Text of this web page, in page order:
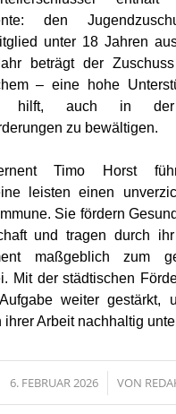
den
unter 18 Jahren
beträgt der
– eine hohe
hilft, auch in der
zu bewältigen.
Timo Horst
leisten einen
Sie fördern
und tragen durch
maßgeblich zum
Mit der städtischen
weiter gestärkt,
Arbeit nachhaltig
6. FEBRUAR 2026
/ VON